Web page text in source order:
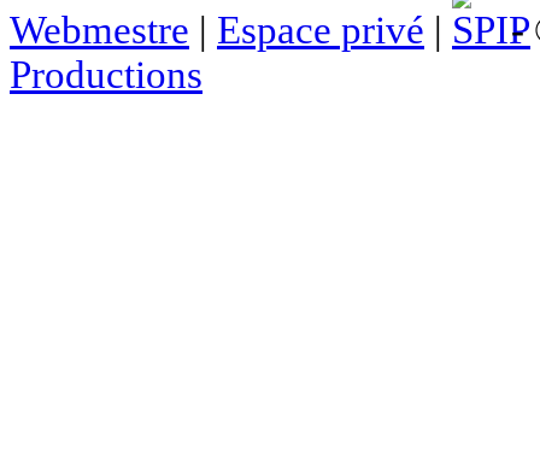
Webmestre | Espace privé |
-
Productions